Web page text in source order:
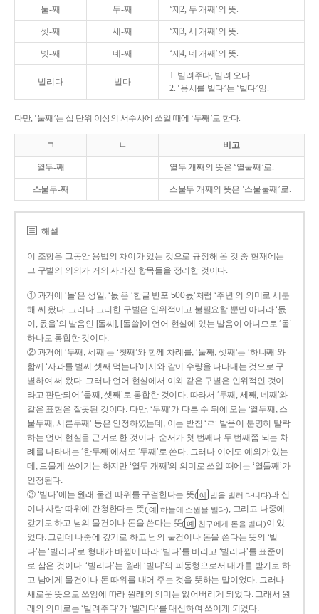
둘-째 두-째 ‘제2, 두 개째’의 뜻.
셋-째 세-째 ‘제3, 세 개째’의 뜻.
넷-째 네-째 ‘제4, 네 개째’의 뜻.
빌리다 빌다
1. 빌려주다, 빌려 오다.
2. ‘용서를 빌다’는 ‘빌다’임.
다만, ‘둘째’는 십 단위 이상의 서수사에 쓰일 때에 ‘두째’로 한다.
ㄱ ㄴ 비고
열두-째 열두 개째의 뜻은 ‘열둘째’로.
스물두-째 스물두 개째의 뜻은 ‘스물둘째’로.
해설
이 조항은 그동안 용법의 차이가 있는 것으로 규정해 온 것 중 현재에는
그 구별의 의의가 거의 사라진 항목들을 정리한 것이다.
① 과거에 ‘돌’은 생일, ‘돐’은 ‘한글 반포 500돐’처럼 ‘주년’의 의미로 세분
해 써 왔다. 그러나 그러한 구별은 인위적이고 불필요할 뿐만 아니라 ‘돐
이, 돐을’의 발음인 [돌씨], [돌쓸]이 언어 현실에 있는 발음이 아니므로 ‘돌’
하나로 통합한 것이다.
② 과거에 ‘두째, 세째’는 ‘첫째’와 함께 차례를, ‘둘째, 셋째’는 ‘하나째’와
함께 ‘사과를 벌써 셋째 먹는다’에서와 같이 수량을 나타내는 것으로 구
별하여 써 왔다. 그러나 언어 현실에서 이와 같은 구별은 인위적인 것이
라고 판단되어 ‘둘째, 셋째’로 통합한 것이다. 따라서 ‘두째, 세째, 네째’와
같은 표현은 잘못된 것이다. 다만, ‘두째’가 다른 수 뒤에 오는 ‘열두째, 스
물두째, 서른두째’ 등은 인정하였는데, 이는 받침 ‘ㄹ’ 발음이 분명히 탈락
하는 언어 현실을 근거로 한 것이다. 순서가 첫 번째나 두 번째쯤 되는 차
례를 나타내는 ‘한두째’에서도 ‘두째’로 쓴다. 그러나 이에도 예외가 있는
데, 드물게 쓰이기는 하지만 ‘열두 개째’의 의미로 쓰일 때에는 ‘열둘째’가
인정된다.
③ ‘빌다’에는 원래 물건 따위를 구걸한다는 뜻( 예 밥을 빌러 다니다)과 신
이나 사람 따위에 간청한다는 뜻( 예 하늘에 소원을 빌다), 그리고 나중에
갚기로 하고 남의 물건이나 돈을 쓴다는 뜻( 예 친구에게 돈을 빌다)이 있
었다. 그런데 나중에 갚기로 하고 남의 물건이나 돈을 쓴다는 뜻의 ‘빌
다’는 ‘빌리다’로 형태가 바뀜에 따라 ‘빌다’를 버리고 ‘빌리다’를 표준어
로 삼은 것이다. ‘빌리다’는 원래 ‘빌다’의 피동형으로서 대가를 받기로 하
고 남에게 물건이나 돈 따위를 내어 주는 것을 뜻하는 말이었다. 그러나
새로운 뜻으로 쓰임에 따라 원래의 의미는 잃어버리게 되었다. 그래서 원
래의 의미로는 ‘빌려주다’가 ‘빌리다’를 대신하여 쓰이게 되었다.